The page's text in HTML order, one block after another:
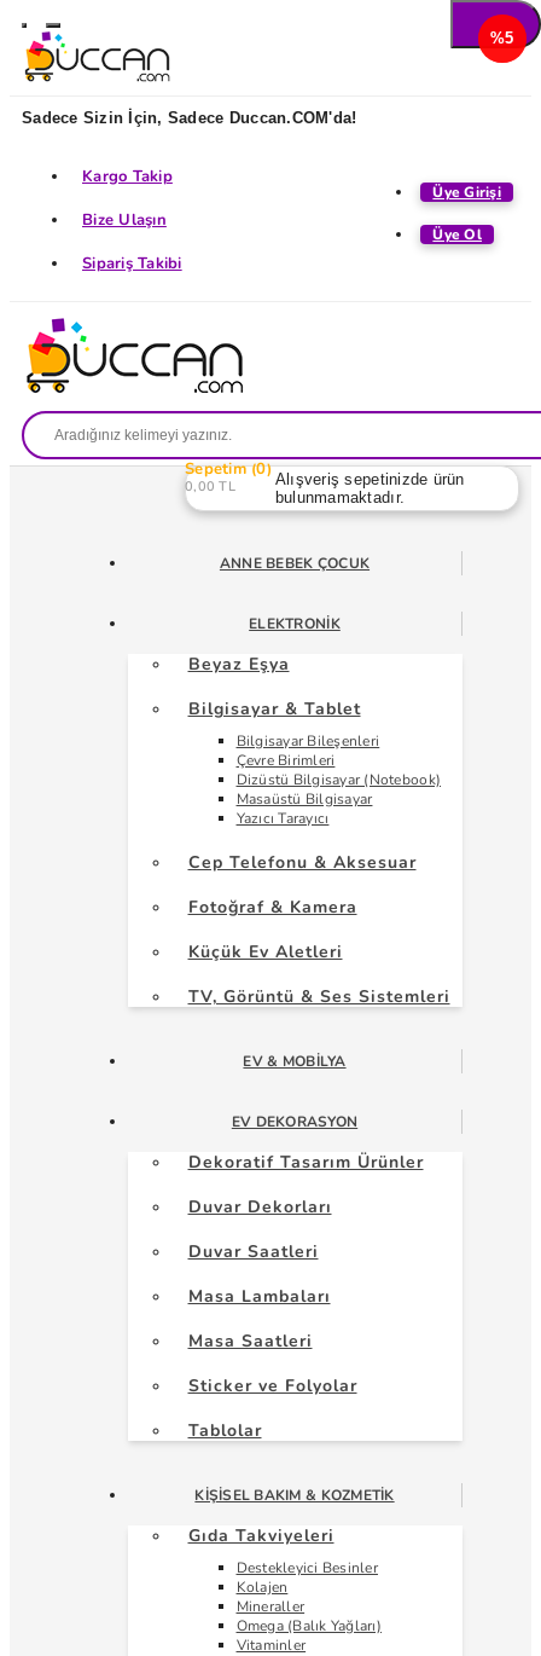
Sadece Sizin İçin, Sadece Duccan.COM'da!
Üye Girişi
Üye Ol
Kargo Takip
Bize Ulaşın
Sipariş Takibi
Sepetim 0
0,00 TL
Alışveriş sepetinizde ürün
bulunmamaktadır.
ANNE BEBEK ÇOCUK
ELEKTRONIK
Beyaz Eşya
Bilgisayar & Tablet
Bilgisayar Bileşenleri
Çevre Birimleri
Dizüstü Bilgisayar (Notebook)
Masaüstü Bilgisayar
Yazıcı Tarayıcı
Cep Telefonu & Aksesuar
Fotoğraf & Kamera
Küçük Ev Aletleri
TV, Görüntü & Ses Sistemleri
EV & MOBILYA
EV DEKORASYON
Dekoratif Tasarım Ürünler
Duvar Dekorları
Duvar Saatleri
Masa Lambaları
Masa Saatleri
Sticker ve Folyolar
Tablolar
KIŞISEL BAKIM & KOZMETIK
Gıda Takviyeleri
Destekleyici Besinler
Kolajen
Mineraller
Omega (Balık Yağları)
Vitaminler
%5
%5